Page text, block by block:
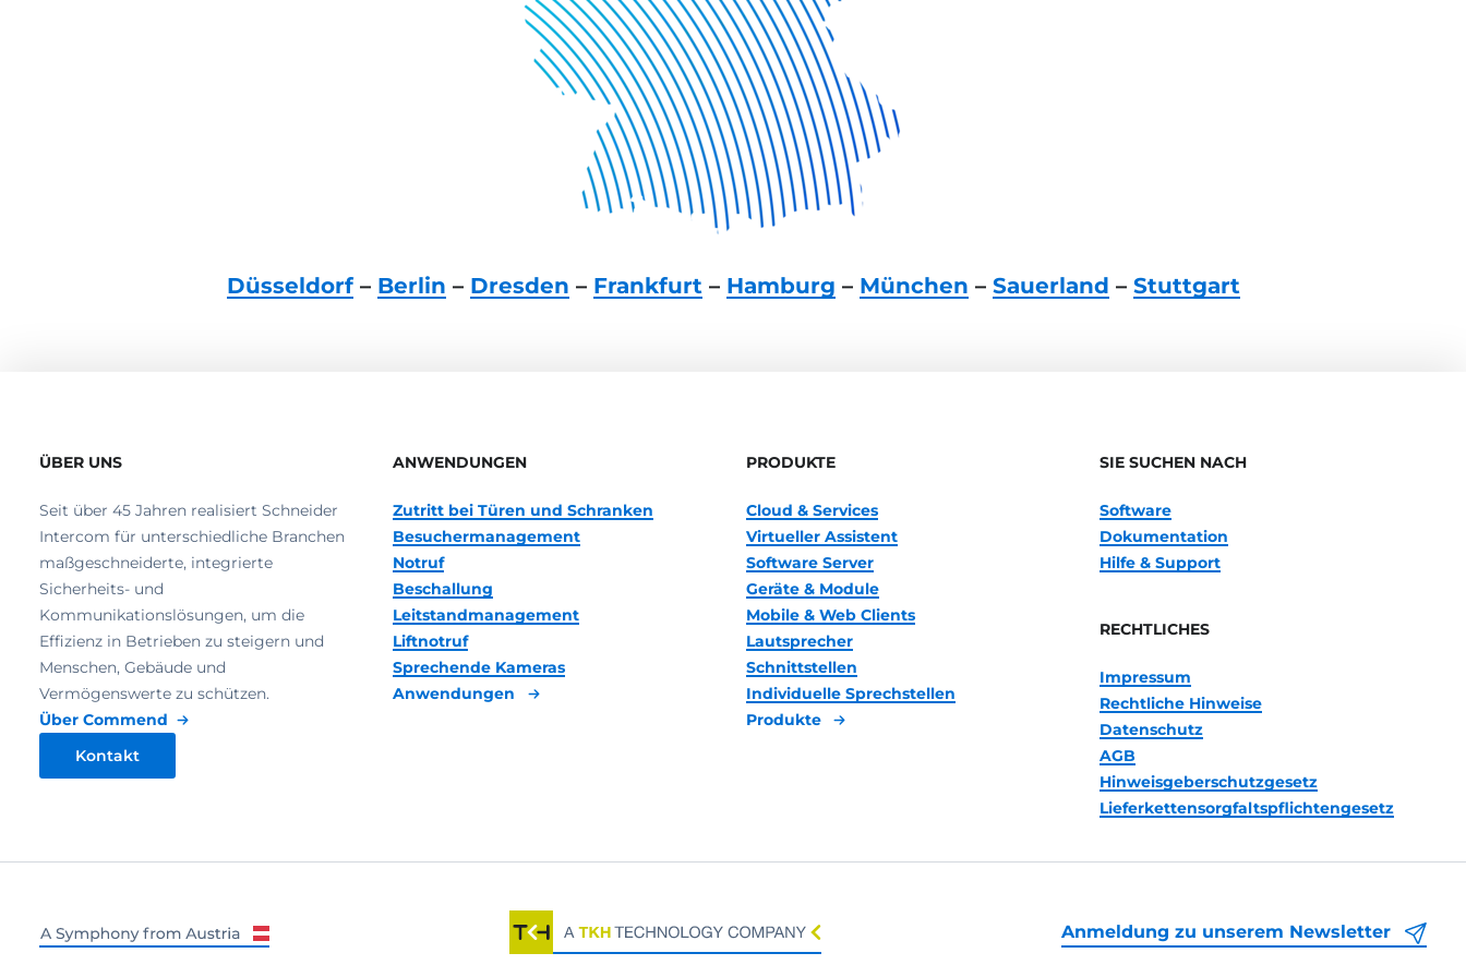
Düsseldorf– Berlin – Dresden – Frankfurt– Hamburg – München – Sauerland – Stuttgart
ÜBER UNS
Seit über 45 Jahren realisiert Schneider
Intercom für unterschiedliche Branchen
maßgeschneiderte, integrierte
Sicherheits- und
Kommunikationslösungen, um die
Effizienz in Betrieben zu steigern und
Menschen, Gebäude und
Vermögenswerte zu schützen.
Über Commend
Kontakt
ANWENDUNGEN
Zutritt bei Türen und Schranken
Besuchermanagement
Notruf
Beschallung
Leitstandmanagement
Liftnotruf
Sprechende Kameras
Anwendungen
PRODUKTE
Cloud & Services
Virtueller Assistent
Software Server
Geräte & Module
Mobile & Web Clients
Lautsprecher
Schnittstellen
Individuelle Sprechstellen
Produkte
SIE SUCHEN NACH
Software
Dokumentation
Hilfe & Support
RECHTLICHES
Impressum
Rechtliche Hinweise
Datenschutz
AGB
Hinweisgeberschutzgesetz
Lieferkettensorgfaltspflichtengesetz
Anmeldung zu unserem Newsletter